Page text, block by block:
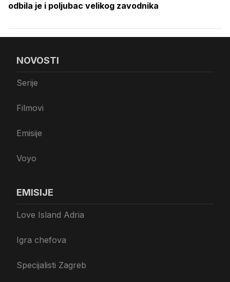
odbila je i poljubac velikog zavodnika
NOVOSTI
Serije
Filmovi
Emisije
Voyo
EMISIJE
Love Island Adria
Igra chefova
Specijalisti Zagreb